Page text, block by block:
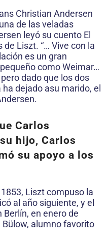
Christian Andersen
de las veladas
leyó su cuento El
Liszt. “… Vive con la
es un gran
como Weimar…
dado que los dos
dejado asu marido, el
Carlos
hijo, Carlos
su apoyo a los
Liszt compuso la
al año siguiente, y el
en enero de
alumno favorito